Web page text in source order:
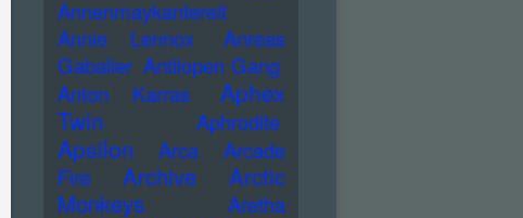
Annenmaykantereit
Annie Lennox
Anreas
Gabalier Antilopen Gang
Anton Karras
Aphex
Twin
Aphrodite
Apsilon Arca
Arcade
Fire
Archive
Arctic
Monkeys
Aretha